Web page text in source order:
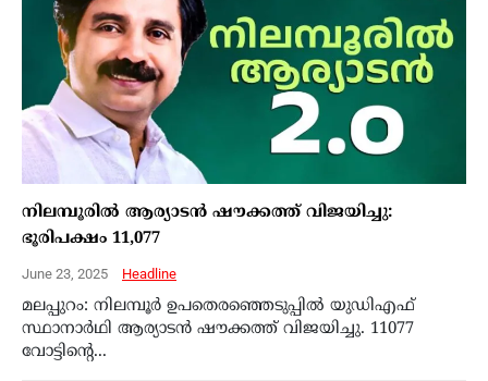
നിലമ്പൂരില്‍ ആര്യാടന്‍ ഷൗക്കത്ത് വിജയിച്ചു:
ഭൂരിപക്ഷം 11,077
June 23, 2025 Headline
മലപ്പുറം: നിലമ്പൂര്‍ ഉപതെരഞ്ഞെടുപ്പില്‍ യുഡിഎഫ്
സ്ഥാനാര്‍ഥി ആര്യാടന്‍ ഷൗക്കത്ത് വിജയിച്ചു. 11077
വോട്ടിന്റെ...